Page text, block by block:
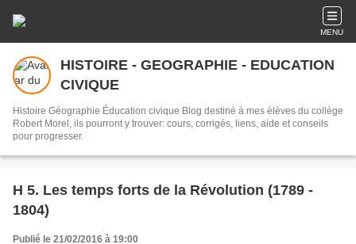
MENU
HISTOIRE - GEOGRAPHIE - EDUCATION
CIVIQUE
Histoire Géographie Éducation civique Blog destiné à mes élèves du collège
Robert Morel, ils pourront y trouver: cours, corrigés, liens, aide et conseils
pour progresser.
H 5. Les temps forts de la Révolution (1789 -
1804)
Publié le 21/02/2016 à 19:00